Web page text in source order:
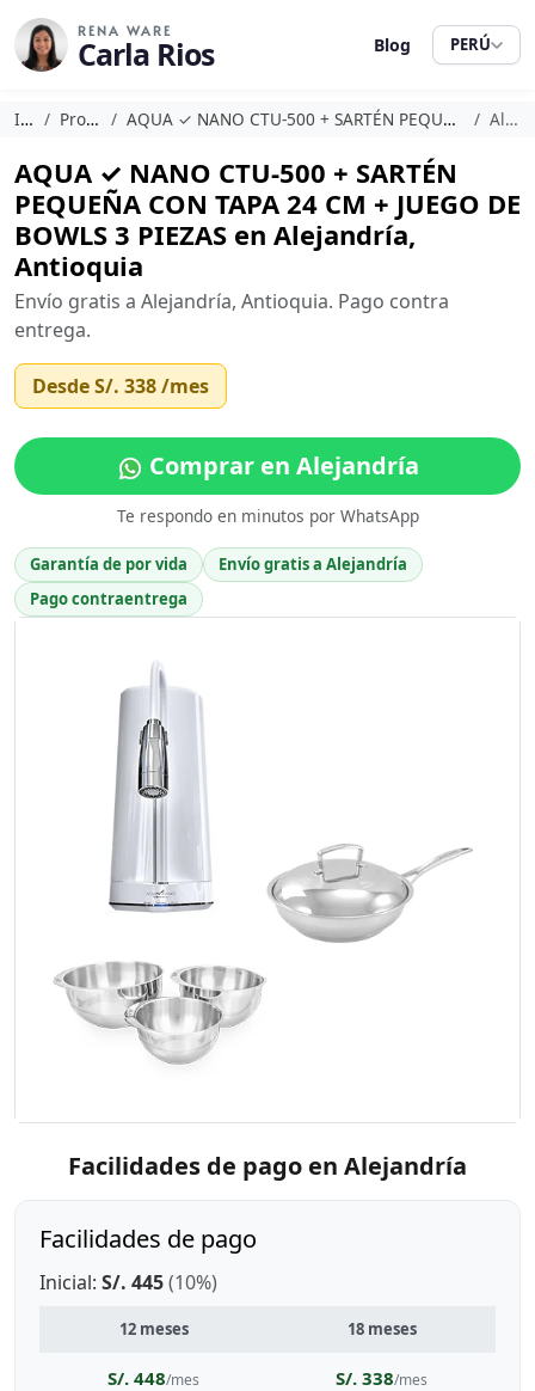
RENA WARE
Carla Rios Blog PERÚ
Inicio Promociones AQUA ✓ NANO CTU-500 + SARTÉN PEQUEÑA CON TAPA 24 CM + JUEGO DE BOWLS 3 PIEZAS Alejandría
AQUA ✓ NANO CTU-500 + SARTÉN
PEQUEÑA CON TAPA 24 CM + JUEGO DE
BOWLS 3 PIEZAS en Alejandría,
Antioquia
Envío gratis a Alejandría, Antioquia. Pago contra
entrega.
DesdeS/. 338/mes
Comprar en Alejandría
Te respondo en minutos por WhatsApp
Garantía de por vida
Envío gratis a Alejandría
Pago contraentrega
Facilidades de pago en Alejandría
Facilidades de pago
Inicial: S/. 445(10%)
12 meses 18 meses
S/. 448/mes S/. 338/mes